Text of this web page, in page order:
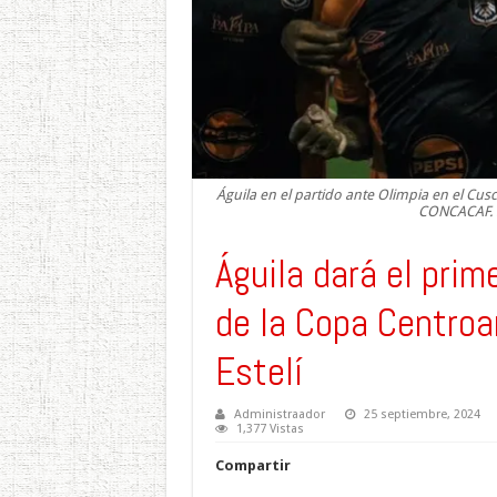
Águila en el partido ante Olimpia en el
Águila dará el
de la Copa
Estelí
Administraador 25 septiembre, 2024
1,377 Vistas
Compartir